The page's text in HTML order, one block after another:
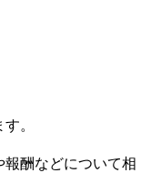
。
酬などについて相